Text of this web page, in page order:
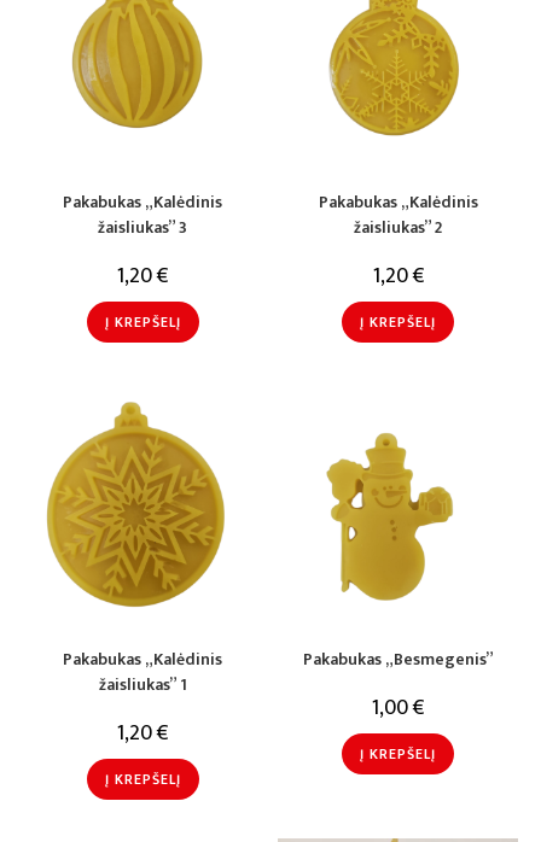
Pakabukas „Kalėdinis
žaisliukas” 3
1,20€
Į KREPŠELĮ
Pakabukas „Kalėdinis
žaisliukas” 2
1,20€
Į KREPŠELĮ
Pakabukas „Kalėdinis
žaisliukas” 1
1,20€
Į KREPŠELĮ
Pakabukas „Besmegenis”
1,00€
Į KREPŠELĮ